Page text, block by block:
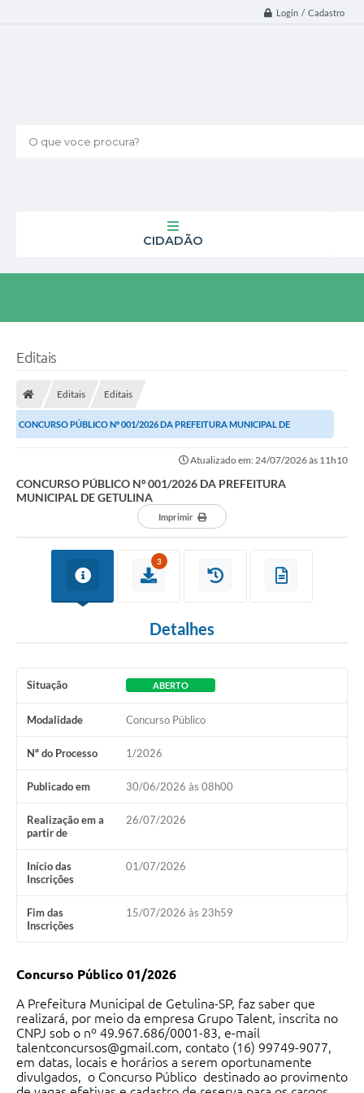
Login / Cadastro
O que voce procura?
CIDADÃO
Editais
Editais Editais
CONCURSO PÚBLICO Nº 001/2026 DA PREFEITURA MUNICIPAL DE
Atualizado em: 24/07/2026 às 11h10
CONCURSO PÚBLICO Nº 001/2026 DA PREFEITURA
MUNICIPAL DE GETULINA
Imprimir
3
Detalhes
Situação ABERTO
Modalidade Concurso Público
Nº do Processo 1/2026
Publicado em 30/06/2026 às 08h00
Realização em a
partir de
26/07/2026
Início das
Inscrições
01/07/2026
Fim das
Inscrições
15/07/2026 às 23h59
Concurso Público 01/2026
A Prefeitura Municipal de Getulina-SP, faz saber que
realizará, por meio da empresa Grupo Talent, inscrita no
CNPJ sob o nº 49.967.686/0001-83, e-mail
talentconcursos@gmail.com, contato (16) 99749-9077,
em datas, locais e horários a serem oportunamente
divulgados, o Concurso Público destinado ao provimento